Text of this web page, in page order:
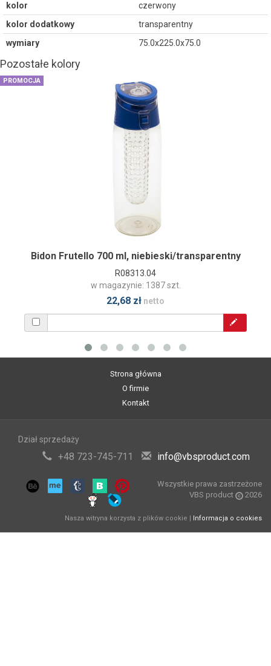
kolor
czerwony
kolor dodatkowy
transparentny
wymiary
75.0x225.0x75.0
Pozostałe kolory
PROMOCJA
Bidon Frutello 700 ml, niebieski/transparentny
R08313.04
w magazynie: 1387 szt.
22,68 zł netto
Strona główna
O firmie
Kontakt
Dział sprzedaży
+48 723-745-711 info@vbsproduct.com
Wszystkie prawa zastrzeżone
VBS product
2026
Nasza witryna korzysta z plików cookie | Informacja o cookies